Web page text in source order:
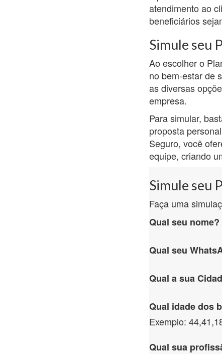
atendimento ao
beneficiários
Simule seu
Ao escolher o
no bem-estar de
as diversas
empresa.
Para simular,
proposta
Seguro, você
equipe, criando
Simule seu
Faça uma
Qual seu nome?
Qual seu
Qual a sua
Qual idade dos
Exemplo:
Qual sua